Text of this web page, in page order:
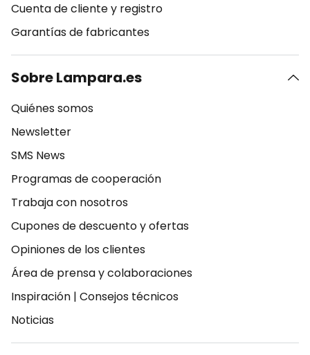
Cuenta de cliente y registro
Garantías de fabricantes
Sobre Lampara.es
Quiénes somos
Newsletter
SMS News
Programas de cooperación
Trabaja con nosotros
Cupones de descuento y ofertas
Opiniones de los clientes
Área de prensa y colaboraciones
Inspiración | Consejos técnicos
Noticias